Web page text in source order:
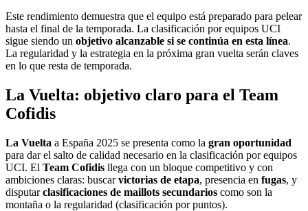
Este rendimiento demuestra que el equipo está preparado para pelear
hasta el final de la temporada. La clasificación por equipos UCI
sigue siendo un objetivo alcanzable si se continúa en esta línea.
La regularidad y la estrategia en la próxima gran vuelta serán claves
en lo que resta de temporada.
La Vuelta: objetivo claro para el Team
Cofidis
La Vuelta a España 2025 se presenta como la gran oportunidad
para dar el salto de calidad necesario en la clasificación por equipos
UCI. El Team Cofidis llega con un bloque competitivo y con
ambiciones claras: buscarvictorias de etapa, presencia en fugas, y
disputarclasificaciones de maillots secundarios como son la
montaña o la regularidad (clasificación por puntos).